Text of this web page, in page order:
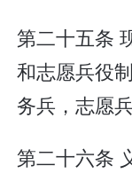
第二十五条
和志愿兵役
务兵，志愿
第二十六条